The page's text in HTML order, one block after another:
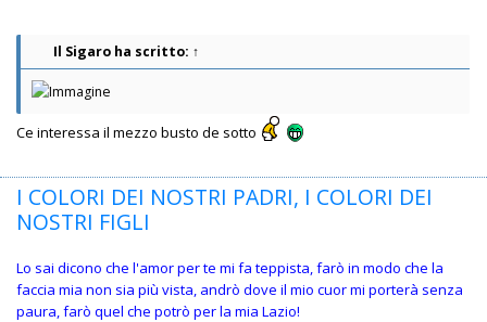
Il Sigaro ha scritto: ↑
Ce interessa il mezzo busto de sotto
I COLORI DEI NOSTRI PADRI, I COLORI DEI
NOSTRI FIGLI
Lo sai dicono che l'amor per te mi fa teppista, farò in modo che la
faccia mia non sia più vista, andrò dove il mio cuor mi porterà senza
paura, farò quel che potrò per la mia Lazio!